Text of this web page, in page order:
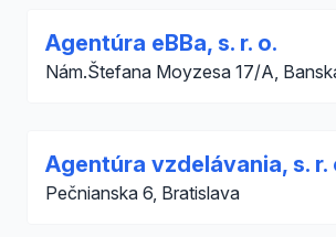
Agentúra eBBa, s. r. o.
Nám.Štefana Moyzesa 17/A,
Agentúra vzdelávania, s. r.
Pečnianska 6, Bratislava